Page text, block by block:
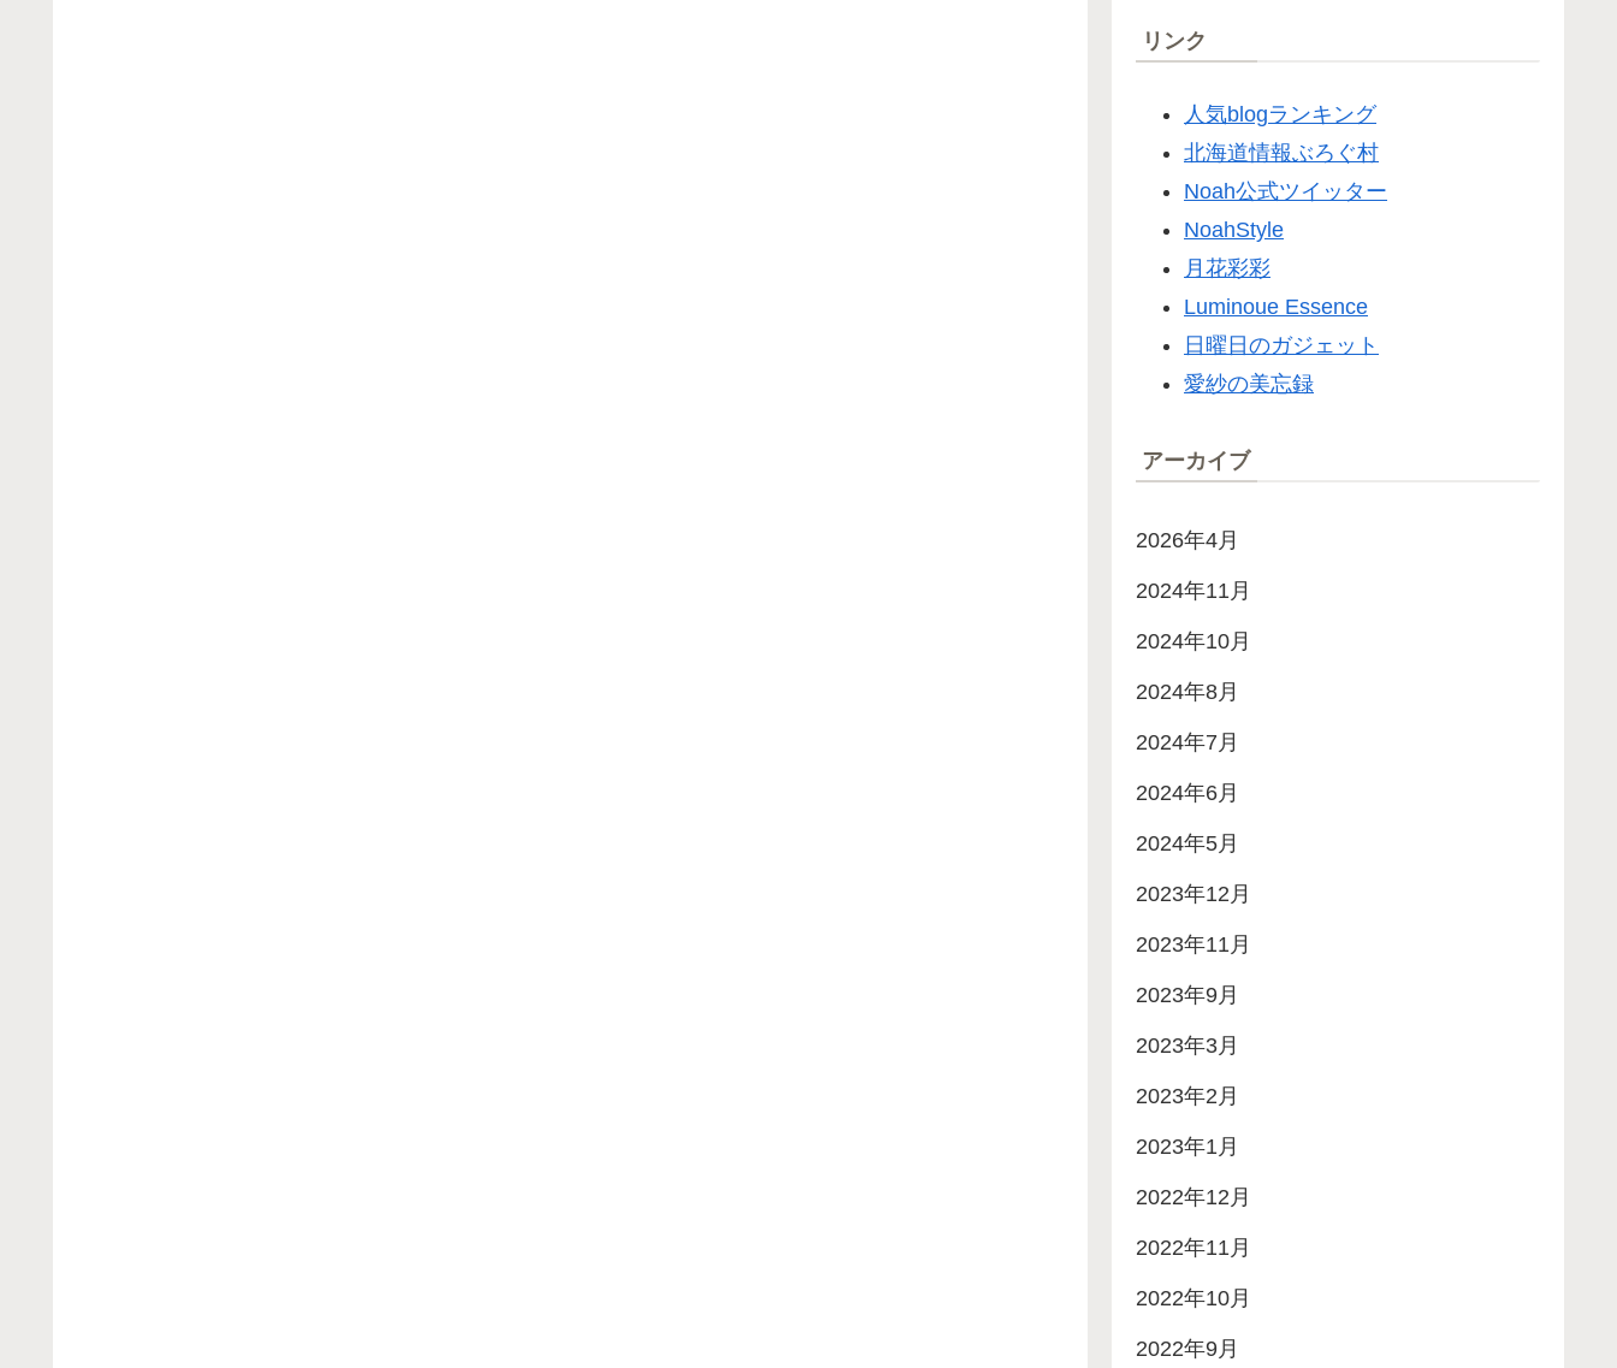
リンク
人気blogランキング
北海道情報ぶろぐ村
Noah公式ツイッター
NoahStyle
月花彩彩
Luminoue Essence
日曜日のガジェット
愛紗の美忘録
アーカイブ
2026年4月
2024年11月
2024年10月
2024年8月
2024年7月
2024年6月
2024年5月
2023年12月
2023年11月
2023年9月
2023年3月
2023年2月
2023年1月
2022年12月
2022年11月
2022年10月
2022年9月